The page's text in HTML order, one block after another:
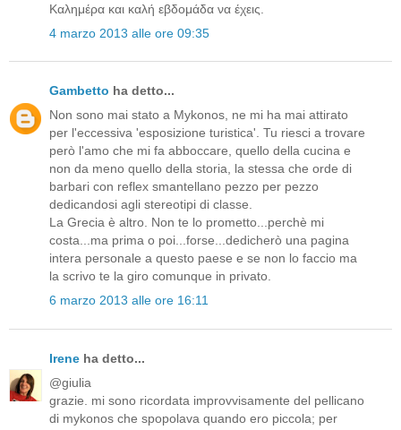
Καλημέρα και καλή εβδομάδα να έχεις.
4 marzo 2013 alle ore 09:35
Gambetto ha detto...
Non sono mai stato a Mykonos, ne mi ha mai attirato
per l'eccessiva 'esposizione turistica'. Tu riesci a trovare
però l'amo che mi fa abboccare, quello della cucina e
non da meno quello della storia, la stessa che orde di
barbari con reflex smantellano pezzo per pezzo
dedicandosi agli stereotipi di classe.
La Grecia è altro. Non te lo prometto...perchè mi
costa...ma prima o poi...forse...dedicherò una pagina
intera personale a questo paese e se non lo faccio ma
la scrivo te la giro comunque in privato.
6 marzo 2013 alle ore 16:11
Irene ha detto...
@giulia
grazie. mi sono ricordata improvvisamente del pellicano
di mykonos che spopolava quando ero piccola; per